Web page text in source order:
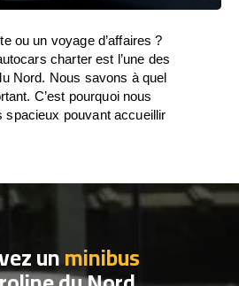
ou un voyage d’affaires ?
charter est l’une des
Nord. Nous savons à quel
C’est pourquoi nous
spacieux pouvant accueillir
unminibus